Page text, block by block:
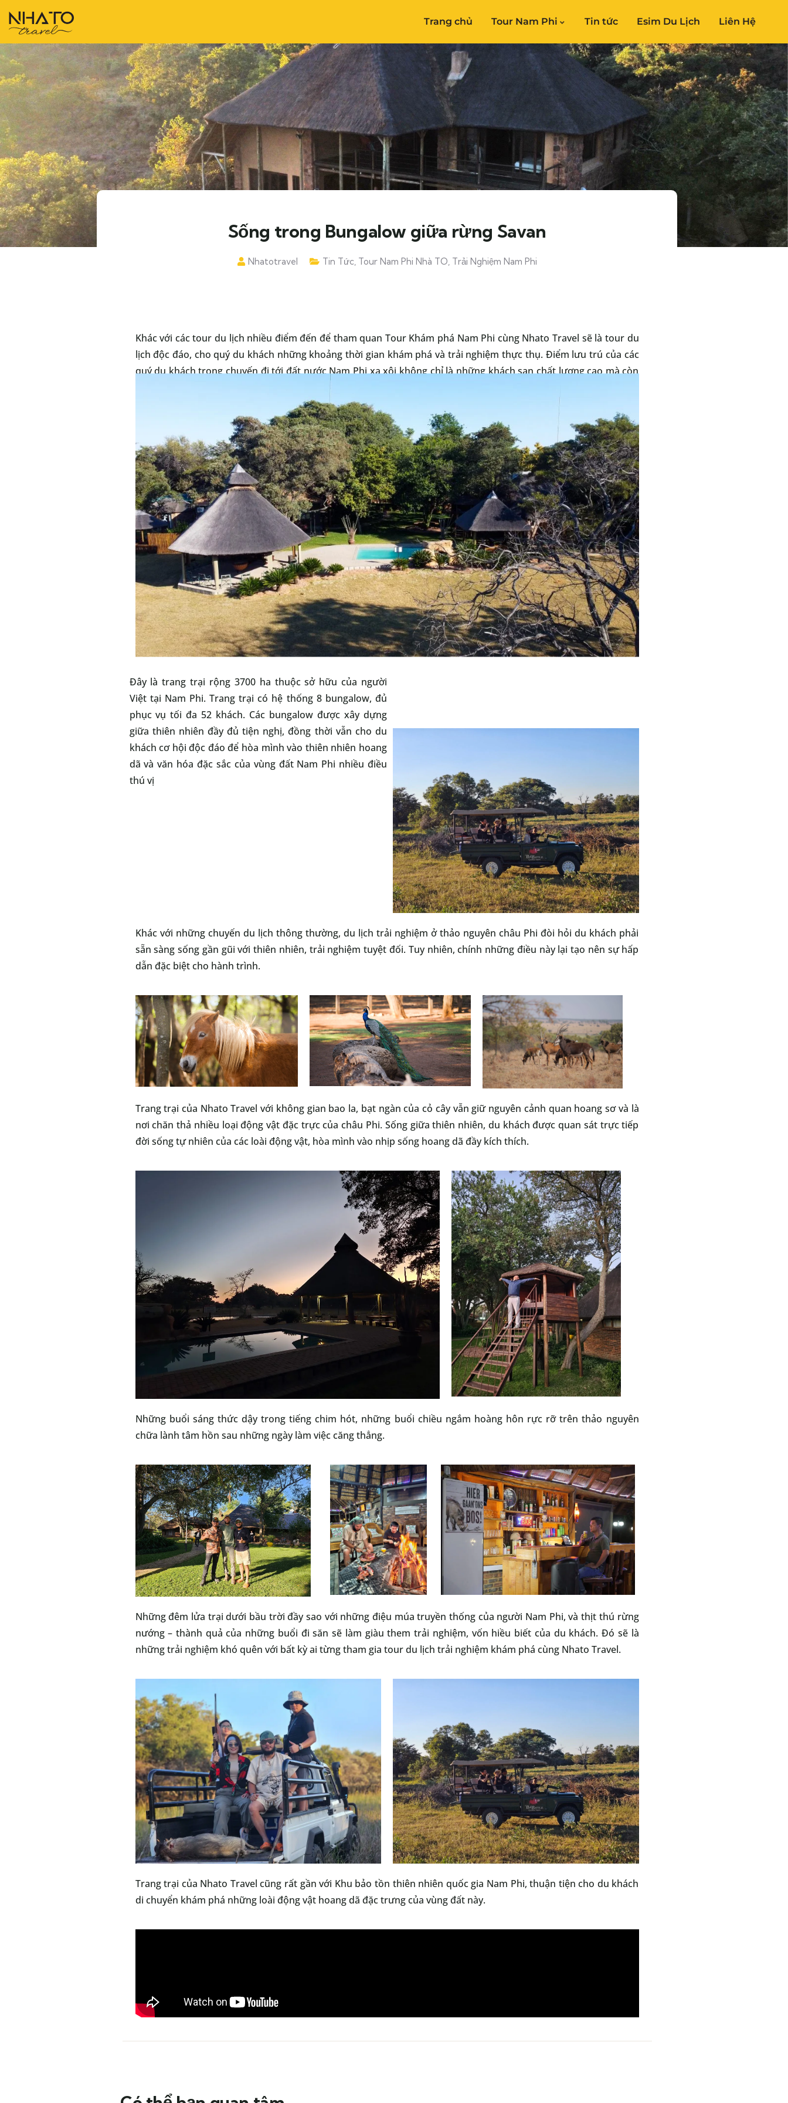
Trang chủ Tour Nam Phi Tin tức Esim Du Lịch Liên Hệ
Sống trong Bungalow giữa rừng Savan
Nhatotravel Tin Tức, Tour Nam Phi Nhà TO, Trải Nghiệm Nam Phi
Khác với các tour du lịch nhiều điểm đến để tham quan Tour Khám phá Nam Phi cùng Nhato Travel sẽ là tour du
lịch độc đáo, cho quý du khách những khoảng thời gian khám phá và trải nghiệm thực thụ. Điểm lưu trú của các
quý du khách trong chuyến đi tới đất nước Nam Phi xa xôi không chỉ là những khách sạn chất lượng cao mà còn
Đây là trang trại rộng 3700 ha thuộc sở hữu của người
Việt tại Nam Phi. Trang trại có hệ thống 8 bungalow, đủ
phục vụ tối đa 52 khách. Các bungalow được xây dựng
giữa thiên nhiên đầy đủ tiện nghị, đồng thời vẫn cho du
khách cơ hội độc đáo để hòa mình vào thiên nhiên hoang
dã và văn hóa đặc sắc của vùng đất Nam Phi nhiều điều
thú vị
Khác với những chuyến du lịch thông thường, du lịch trải nghiệm ở thảo nguyên châu Phi đòi hỏi du khách phải
sẵn sàng sống gần gũi với thiên nhiên, trải nghiệm tuyệt đối. Tuy nhiên, chính những điều này lại tạo nên sự hấp
dẫn đặc biệt cho hành trình.
Trang trại của Nhato Travel với không gian bao la, bạt ngàn của cỏ cây vẫn giữ nguyên cảnh quan hoang sơ và là
nơi chăn thả nhiều loại động vật đặc trực của châu Phi. Sống giữa thiên nhiên, du khách được quan sát trực tiếp
đời sống tự nhiên của các loài động vật, hòa mình vào nhịp sống hoang dã đầy kích thích.
Những buổi sáng thức dậy trong tiếng chim hót, những buổi chiều ngắm hoàng hôn rực rỡ trên thảo nguyên
chữa lành tâm hồn sau những ngày làm việc căng thẳng.
Những đêm lửa trại dưới bầu trời đầy sao với những điệu múa truyền thống của người Nam Phi, và thịt thú rừng
nướng – thành quả của những buổi đi săn sẽ làm giàu them trải nghiệm, vốn hiều biết của du khách. Đó sẽ là
những trải nghiệm khó quên với bất kỳ ai từng tham gia tour du lịch trải nghiệm khám phá cùng Nhato Travel.
Trang trại của Nhato Travel cũng rất gần với Khu bảo tồn thiên nhiên quốc gia Nam Phi, thuận tiện cho du khách
di chuyển khám phá những loài động vật hoang dã đặc trưng của vùng đất này.